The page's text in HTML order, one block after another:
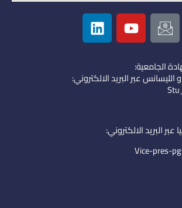
I
c
o
n
-
e
i
l
Y
o
u
u
b
L
i
n
e
d
الجامعية:
عبر البريد الالكتروني:
البريد الالكتروني:
Vice-pres-